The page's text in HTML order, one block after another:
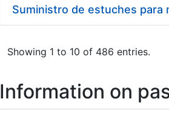
Suministro de estuches para
Showing 1 to 10 of 486 entries.
Information on